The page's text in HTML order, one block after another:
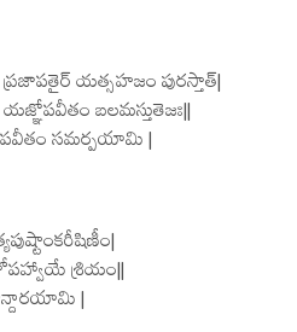
యత్సహజం పురస్తాత్|
యజ్ఞోపవీతం బలమస్తుతెజః||
సమర్పయామి |
శ్రియం||
|